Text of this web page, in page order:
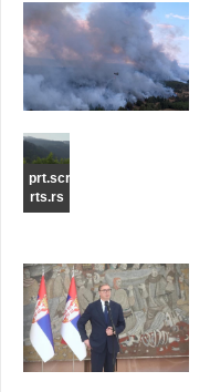
prt.scr
rts.rs